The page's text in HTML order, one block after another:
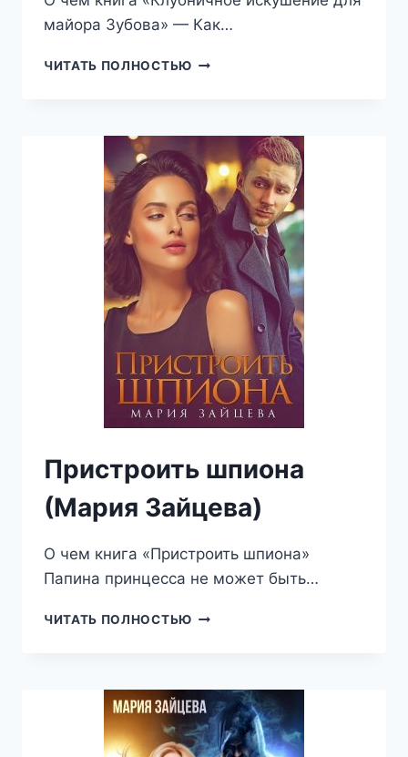
майора Зубова» — Как…
ЧИТАТЬ ПОЛНОСТЬЮ КЛУБНИЧНОЕ
ЗУБОВА
(МАРИЯ
ЗАЙЦЕВА)
Пристроить шпиона
(Мария Зайцева)
О чем книга «Пристроить шпиона»
Папина принцесса не может быть…
ЧИТАТЬ ПОЛНОСТЬЮ ПРИСТРОИТЬ